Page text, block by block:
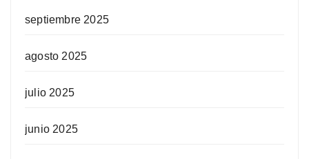
septiembre 2025
agosto 2025
julio 2025
junio 2025